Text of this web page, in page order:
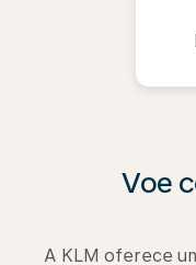
Voe
A KLM oferece